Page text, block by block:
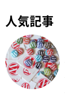
人気記事